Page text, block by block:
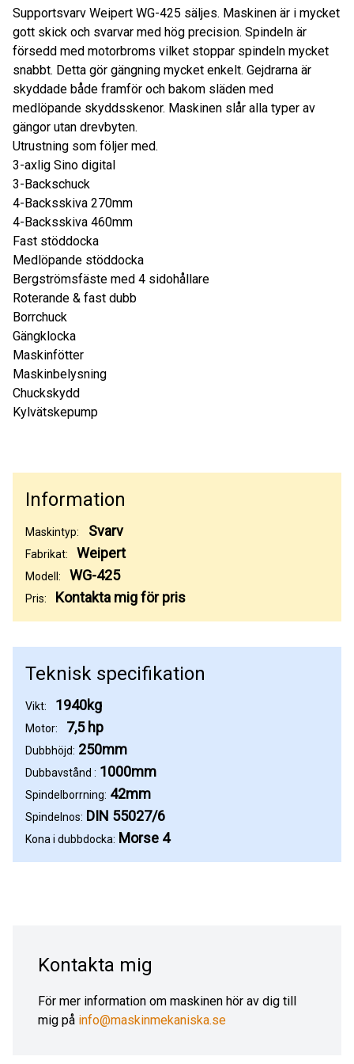
Supportsvarv Weipert WG-425 säljes. Maskinen är i mycket
gott skick och svarvar med hög precision. Spindeln är
försedd med motorbroms vilket stoppar spindeln mycket
snabbt. Detta gör gängning mycket enkelt. Gejdrarna är
skyddade både framför och bakom släden med
medlöpande skyddsskenor. Maskinen slår alla typer av
gängor utan drevbyten.
Utrustning som följer med.
3-axlig Sino digital
3-Backschuck
4-Backsskiva 270mm
4-Backsskiva 460mm
Fast stöddocka
Medlöpande stöddocka
Bergströmsfäste med 4 sidohållare
Roterande & fast dubb
Borrchuck
Gängklocka
Maskinfötter
Maskinbelysning
Chuckskydd
Kylvätskepump
Information
Maskintyp: Svarv
Fabrikat: Weipert
Modell: WG-425
Pris: Kontakta mig för pris
Teknisk specifikation
Vikt: 1940kg
Motor: 7,5 hp
Dubbhöjd: 250mm
Dubbavstånd : 1000mm
Spindelborrning: 42mm
Spindelnos: DIN 55027/6
Kona i dubbdocka: Morse 4
Kontakta mig
För mer information om maskinen hör av dig till
mig på info@maskinmekaniska.se